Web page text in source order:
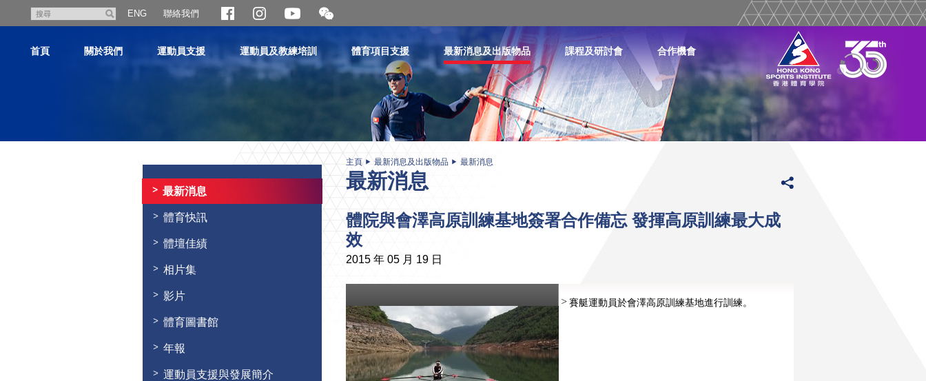
尋
ENG 聯絡我們
開
合
二
維
首頁 關於我們 運動員支援 運動員及教練培訓 體育項目支援 最新消息及出版物品 課程及研討會 合作機會
最新消息
體育快訊
體壇佳績
相片集
影片
體育圖書館
年報
運動員支援與發展簡介
主頁 最新消息及出版物品 最新消息
最新消息
體院與會澤高原訓練基地簽署合作備忘 發揮高原訓練最大成
效
2015 年 05 月 19 日
賽艇運動員於會澤高原訓練基地進行訓練。